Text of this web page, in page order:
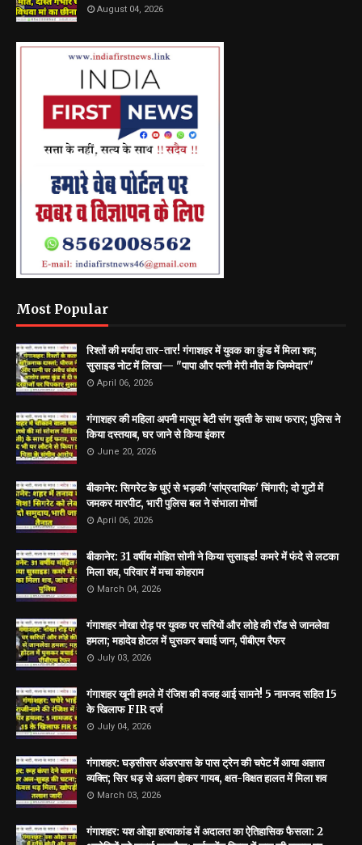
August 04, 2026
Most Popular
रिश्तों की मर्यादा तार-तार! गंगाशहर में युवक का कुंड में मिला शव;
सुसाइड नोट में लिखा— "पापा और पत्नी मेरी मौत के जिम्मेदार"
April 06, 2026
गंगाशहर की महिला अपनी मासूम बेटी संग युवती के साथ फरार; पुलिस ने
किया दस्तयाब, घर जाने से किया इंकार
June 20, 2026
बीकानेर: सिगरेट के धुएं से भड़की 'सांप्रदायिक' चिंगारी; दो गुटों में
जमकर मारपीट, भारी पुलिस बल ने संभाला मोर्चा
April 06, 2026
बीकानेर: 31 वर्षीय मोहित सोनी ने किया सुसाइड! कमरे में फंदे से लटका
मिला शव, परिवार में मचा कोहराम
March 04, 2026
गंगाशहर नोखा रोड़ पर युवक पर सरियों और लोहे की रॉड से जानलेवा
हमला; महादेव होटल में घुसकर बचाई जान, पीबीएम रैफर
July 03, 2026
गंगाशहर खूनी हमले में रंजिश की वजह आई सामने! 5 नामजद सहित 15
के खिलाफ FIR दर्ज
July 04, 2026
गंगाशहर: घड़सीसर अंडरपास के पास ट्रेन की चपेट में आया अज्ञात
व्यक्ति; सिर धड़ से अलग होकर गायब, क्षत-विक्षत हालत में मिला शव
March 03, 2026
गंगाशहर: यश ओझा हत्याकांड में अदालत का ऐतिहासिक फैसला: 2